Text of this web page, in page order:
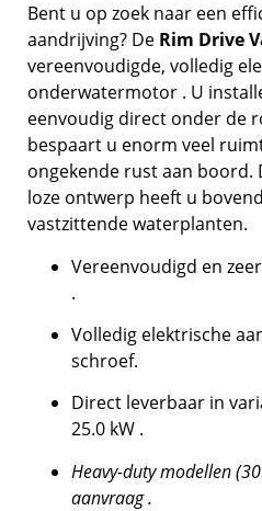
Bent u op zoek naar een
aandrijving? De Rim Drive
vereenvoudigde, volledig
onderwatermotor . U
eenvoudig direct onder de
bespaart u enorm veel
ongekende rust aan boord.
loze ontwerp heeft u
vastzittende waterplanten.
Vereenvoudigd en
.
Volledig elektrische
schroef.
Direct leverbaar in
25.0 kW .
Heavy-duty modellen
aanvraag .